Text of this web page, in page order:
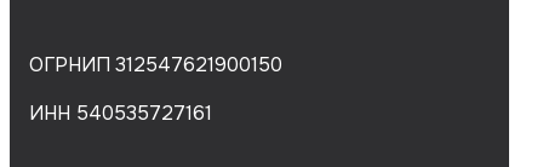
ОГРНИП 312547621900150
ИНН 540535727161